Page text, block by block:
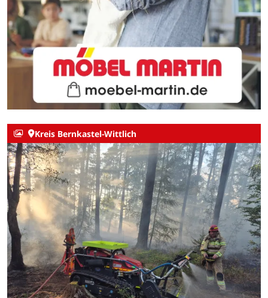
Kreis Bernkastel-Wittlich